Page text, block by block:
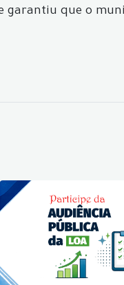
garantiu que o